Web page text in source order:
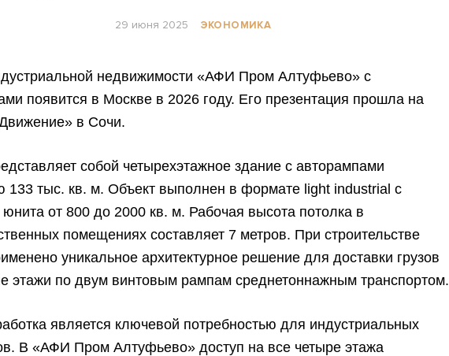
29 июня 2025 ЭКОНОМИКА
недвижимости «АФИ Пром Алтуфьево» с
появится в Москве в 2026 году. Его презентация прошла на
в Сочи.
собой четырехэтажное здание с авторампами
133 тыс. кв. м. Объект выполнен в формате light industrial с
от 800 до 2000 кв. м. Рабочая высота потолка в
помещениях составляет 7 метров. При строительстве
уникальное архитектурное решение для доставки грузов
этажи по двум винтовым рампам среднетоннажным транспортом.
является ключевой потребностью для индустриальных
В «АФИ Пром Алтуфьево» доступ на все четыре этажа